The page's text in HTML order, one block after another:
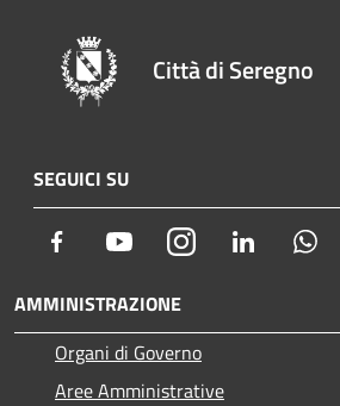
Città di Seregno
SEGUICI SU
Facebook YoutubeInstagram LinkedIn
AMMINISTRAZIONE
Organi di Governo
Aree Amministrative